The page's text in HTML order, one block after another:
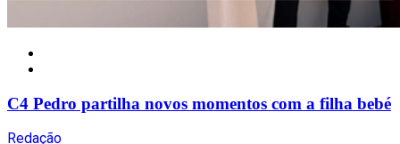
C4 Pedro partilha novos momentos com a filha bebé
Redação